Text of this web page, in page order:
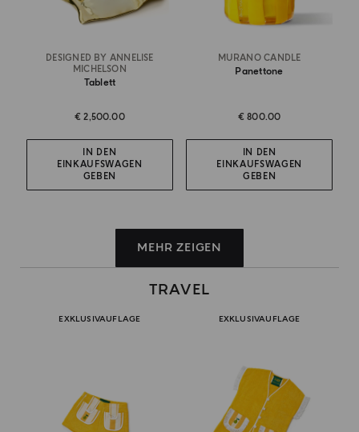
DESIGNED BY ANNELISE
MICHELSON
Tablett
€ 2,500.00
IN DEN
EINKAUFSWAGEN
GEBEN
MURANO CANDLE
Panettone
€ 800.00
IN DEN
EINKAUFSWAGEN
GEBEN
MEHR ZEIGEN
TRAVEL
EXKLUSIVAUFLAGE EXKLUSIVAUFLAGE